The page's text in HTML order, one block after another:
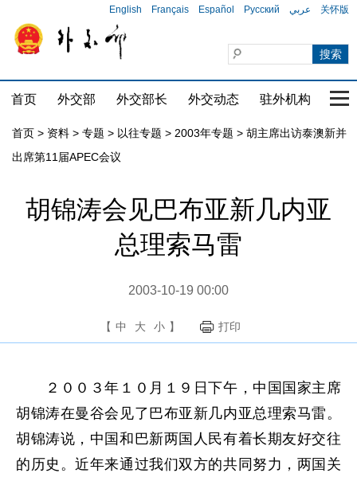
English Français Español Русский عربي 关怀版
首页 外交部 外交部长 外交动态 驻外机构 国
首页 > 资料 > 专题 > 以往专题 > 2003年专题 > 胡主席出访泰澳新并
出席第11届APEC会议
胡锦涛会见巴布亚新几内亚
总理索马雷
2003-10-19 00:00
【 中 大 小 】 打印
２００３年１０月１９日下午，中国国家主席
胡锦涛在曼谷会见了巴布亚新几内亚总理索马雷。
胡锦涛说，中国和巴新两国人民有着长期友好交往
的历史。近年来通过我们双方的共同努力，两国关